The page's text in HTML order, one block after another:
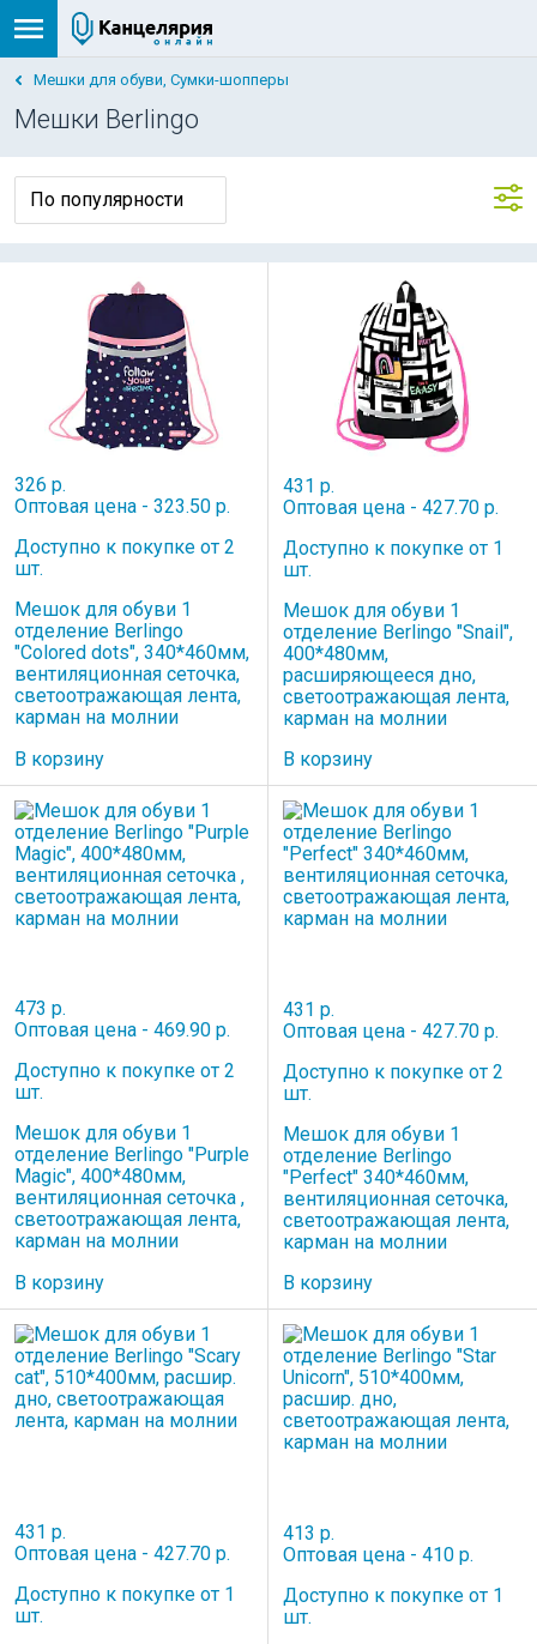
Мешки для обуви, Сумки-шопперы
Мешки Berlingo
326 р.
Оптовая цена - 323.50 р.
Доступно к покупке от 2
шт.
Мешок для обуви 1
отделение Berlingo
"Colored dots", 340*460мм,
вентиляционная сеточка,
светоотражающая лента,
карман на молнии
В корзину
431 р.
Оптовая цена - 427.70 р.
Доступно к покупке от 1
шт.
Мешок для обуви 1
отделение Berlingo "Snail",
400*480мм,
расширяющееся дно,
светоотражающая лента,
карман на молнии
В корзину
473 р.
Оптовая цена - 469.90 р.
Доступно к покупке от 2
шт.
Мешок для обуви 1
отделение Berlingo "Purple
Magic", 400*480мм,
вентиляционная сеточка ,
светоотражающая лента,
карман на молнии
В корзину
431 р.
Оптовая цена - 427.70 р.
Доступно к покупке от 2
шт.
Мешок для обуви 1
отделение Berlingo
"Perfect" 340*460мм,
вентиляционная сеточка,
светоотражающая лента,
карман на молнии
В корзину
431 р.
Оптовая цена - 427.70 р.
Доступно к покупке от 1
шт.
413 р.
Оптовая цена - 410 р.
Доступно к покупке от 1
шт.